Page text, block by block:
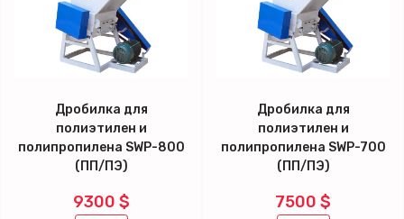
Дробилка для
полиэтилен и
полипропилена SWP-800
(ПП/ПЭ)
9300 $
Дробилка для
полиэтилен и
полипропилена SWP-700
(ПП/ПЭ)
7500 $